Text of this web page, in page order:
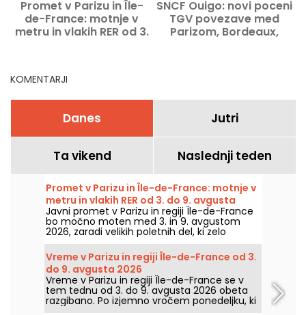
Promet v Parizu in Île-
de-France: motnje v
metru in vlakih RER od 3.
SNCF Ouigo: novi poceni
TGV povezave med
Parizom, Bordeaux,
KOMENTARJI
Danes Jutri
Ta vikend Naslednji teden
Promet v Parizu in Île-de-France: motnje v
metru in vlakih RER od 3. do 9. avgusta
2026
Javni promet v Parizu in regiji Île-de-France
bo močno moten med 3. in 9. avgustom
2026, zaradi velikih poletnih del, ki zelo
močno prizadenejo nekatere linije, po
navedbah RATP in SNCF.
Vreme v Parizu in regiji Île-de-France od 3.
do 9. avgusta 2026
Vreme v Parizu in regiji Île-de-France se v
tem tednu od 3. do 9. avgusta 2026 obeta
razgibano. Po izjemno vročem ponedeljku, ki
ga je zaznamovala nevarnost nevihte, se